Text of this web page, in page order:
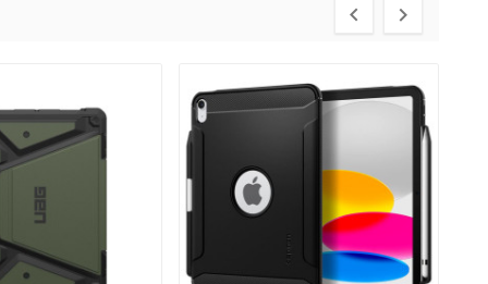
 